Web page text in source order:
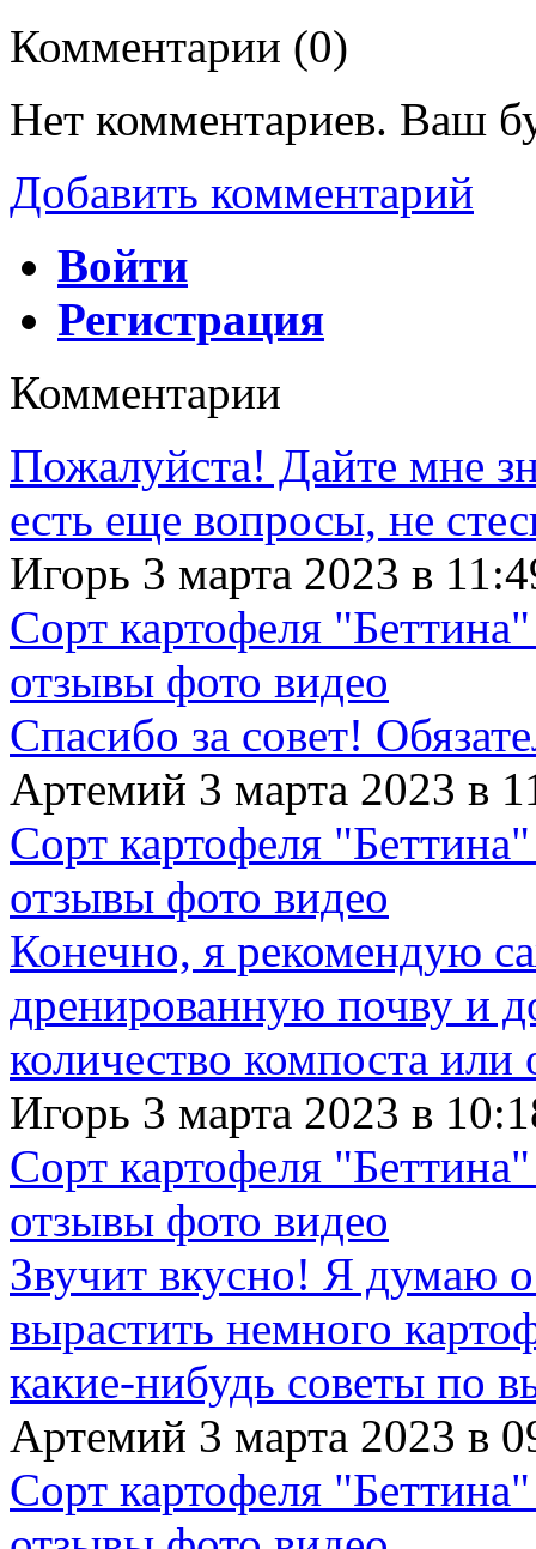
Комментарии (0)
Нет комментариев. Ваш
Добавить комментарий
Войти
Регистрация
Комментарии
Пожалуйста! Дайте мне
есть еще вопросы, не
Игорь 3 марта 2023 в
Сорт картофеля
отзывы фото видео
Спасибо за совет!
Артемий 3 марта 2023 в
Сорт картофеля
отзывы фото видео
Конечно, я рекомендую
дренированную почву и
количество компоста
Игорь 3 марта 2023 в
Сорт картофеля
отзывы фото видео
Звучит вкусно! Я думаю
вырастить немного
какие-нибудь советы по
Артемий 3 марта 2023 в
Сорт картофеля